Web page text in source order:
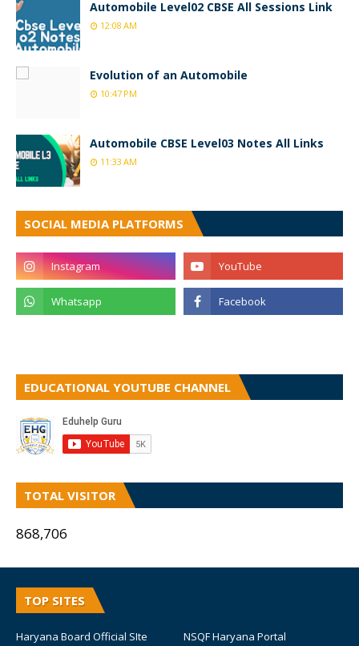
Automobile Level02 CBSE All Sessions Link
12:08 AM
Evolution of an Automobile
10:47 PM
Automobile CBSE Level03 Notes All Links
11:33 AM
SOCIAL MEDIA PLATFORMS
EDUCATIONAL YOUTUBE CHANNEL
TOTAL VISITOR
868,706
TOP SITES
Haryana Board Official SIte
NSQF Haryana Portal